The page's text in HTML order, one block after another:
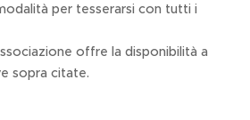
per tesserarsi con tutti i
offre la disponibilità a
sopra citate.